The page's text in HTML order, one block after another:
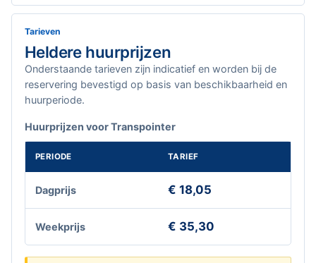
Tarieven
Heldere huurprijzen
Onderstaande tarieven zijn indicatief en worden bij de
reservering bevestigd op basis van beschikbaarheid en
huurperiode.
Huurprijzen voor Transpointer
PERIODE TARIEF
Dagprijs € 18,05
Weekprijs € 35,30